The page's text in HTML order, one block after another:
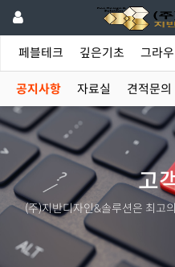
페블테크 깊은기초 그라
공지사항 자료실 견적문의
고
(주)지반디자인&솔루션은 최고